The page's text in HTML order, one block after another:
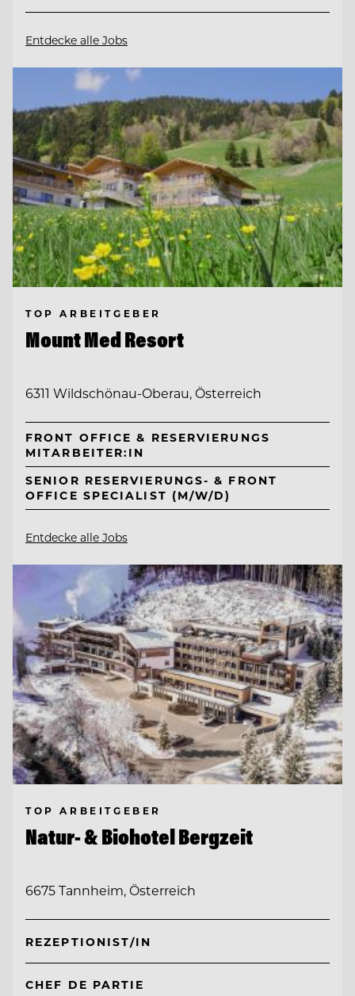
Entdecke alle Jobs
TOP ARBEITGEBER
Mount Med Resort
6311 Wildschönau-Oberau, Österreich
FRONT OFFICE & RESERVIERUNGS
MITARBEITER:IN
SENIOR RESERVIERUNGS- & FRONT
OFFICE SPECIALIST (M/W/D)
Entdecke alle Jobs
TOP ARBEITGEBER
Natur- & Biohotel Bergzeit
6675 Tannheim, Österreich
REZEPTIONIST/IN
CHEF DE PARTIE